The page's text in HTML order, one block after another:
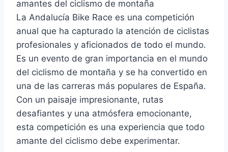
amantes del ciclismo de montaña
La Andalucía Bike Race es una competición
anual que ha capturado la atención de ciclistas
profesionales y aficionados de todo el mundo.
Es un evento de gran importancia en el mundo
del ciclismo de montaña y se ha convertido en
una de las carreras más populares de España.
Con un paisaje impresionante, rutas
desafiantes y una atmósfera emocionante,
esta competición es una experiencia que todo
amante del ciclismo debe experimentar.